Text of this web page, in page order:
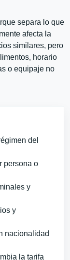
separa lo que
afecta la
similares, pero
horario
o equipaje no
del
persona o
y
y
nacionalidad
la tarifa